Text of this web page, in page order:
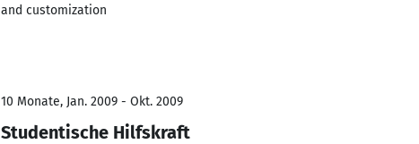
and customization
10 Monate, Jan. 2009 - Okt. 2009
Studentische Hilfskraft